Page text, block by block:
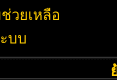
วยเหลือ
บบ